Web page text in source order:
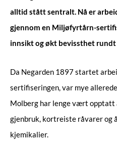
alltid stått sentralt. Nå er
gjennom en Miljøfyrtårn-
innsikt og økt bevissthet
Da Negarden 1897 startet
sertifiseringen, var mye
Molberg har lenge vært opptatt
gjenbruk, kortreiste råvarer og
kjemikalier.